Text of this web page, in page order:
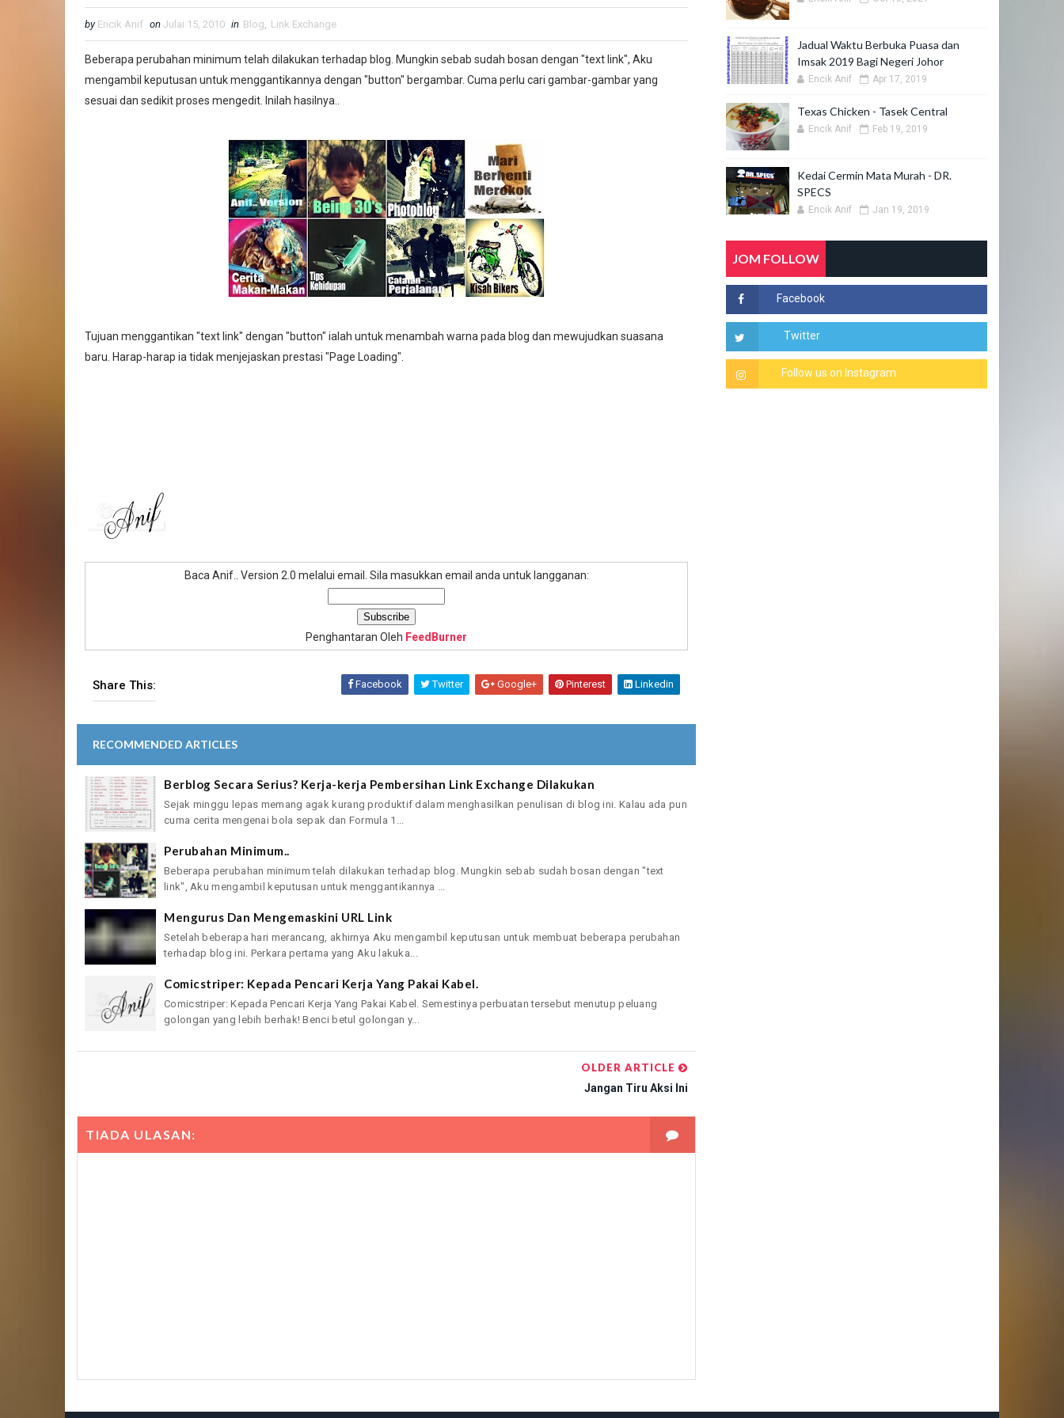
by Encik Anif on Julai 15, 2010 in Blog, Link Exchange
Beberapa perubahan minimum telah dilakukan terhadap blog. Mungkin sebab sudah bosan dengan "text link", Aku
mengambil keputusan untuk menggantikannya dengan "button" bergambar. Cuma perlu cari gambar-gambar yang
sesuai dan sedikit proses mengedit. Inilah hasilnya..
Tujuan menggantikan "text link" dengan "button" ialah untuk menambah warna pada blog dan mewujudkan suasana
baru. Harap-harap ia tidak menjejaskan prestasi "Page Loading".
Baca Anif.. Version 2.0 melalui email. Sila masukkan email anda untuk langganan:
Penghantaran Oleh FeedBurner
Share This: Facebook Twitter Google+ Pinterest Linkedin
RECOMMENDED ARTICLES
Berblog Secara Serius? Kerja-kerja Pembersihan Link Exchange Dilakukan
Sejak minggu lepas memang agak kurang produktif dalam menghasilkan penulisan di blog ini. Kalau ada pun
cuma cerita mengenai bola sepak dan Formula 1...
Perubahan Minimum..
Beberapa perubahan minimum telah dilakukan terhadap blog. Mungkin sebab sudah bosan dengan "text
link", Aku mengambil keputusan untuk menggantikannya ...
Mengurus Dan Mengemaskini URL Link
Setelah beberapa hari merancang, akhirnya Aku mengambil keputusan untuk membuat beberapa perubahan
terhadap blog ini. Perkara pertama yang Aku lakuka...
Comicstriper: Kepada Pencari Kerja Yang Pakai Kabel.
Comicstriper: Kepada Pencari Kerja Yang Pakai Kabel. Semestinya perbuatan tersebut menutup peluang
golongan yang lebih berhak! Benci betul golongan y...
OLDER ARTICLE
Jangan Tiru Aksi Ini
TIADA ULASAN:
Jadual Waktu Berbuka Puasa dan
Imsak 2019 Bagi Negeri Johor
Encik Anif Apr 17, 2019
Texas Chicken - Tasek Central
Encik Anif Feb 19, 2019
Kedai Cermin Mata Murah - DR.
SPECS
Encik Anif Jan 19, 2019
JOM FOLLOW